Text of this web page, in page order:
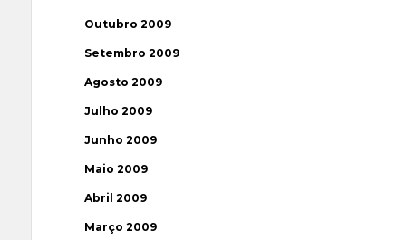
Outubro 2009
Setembro 2009
Agosto 2009
Julho 2009
Junho 2009
Maio 2009
Abril 2009
Março 2009